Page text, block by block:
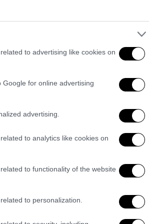
to advertising like cookies on
for online advertising
advertising.
to analytics like cookies on
to functionality of the website
to personalization.
ασύλληπτο
της
με τον
23:15
συμβολή των
φορολογικά